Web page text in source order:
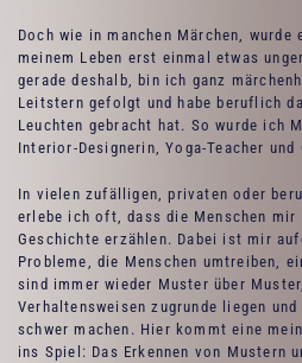
Doch wie in manchen Märchen,
meinem Leben erst einmal etwas
gerade deshalb, bin ich ganz
Leitstern gefolgt und habe beruflich
Leuchten gebracht hat. So wurde ich
Interior-Designerin, Yoga-Teacher und
In vielen zufälligen, privaten oder
erlebe ich oft, dass die Menschen mir
Geschichte erzählen. Dabei ist mir
Probleme, die Menschen umtreiben,
sind immer wieder Muster über
Verhaltensweisen zugrunde liegen und
schwer machen. Hier kommt eine
ins Spiel: Das Erkennen von Mustern